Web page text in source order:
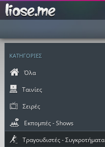
ΚΑΤΗΓΟΡΙΕΣ
Όλα
Ταινίες
Σειρές
Εκπομπές - Shows
Τραγουδιστές - Συγκροτήματα